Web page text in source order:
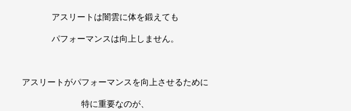
アスリートは闇雲に体を鍛えても
パフォーマンスは向上しません。
アスリートがパフォーマンスを向上させるために
特に重要なのが、